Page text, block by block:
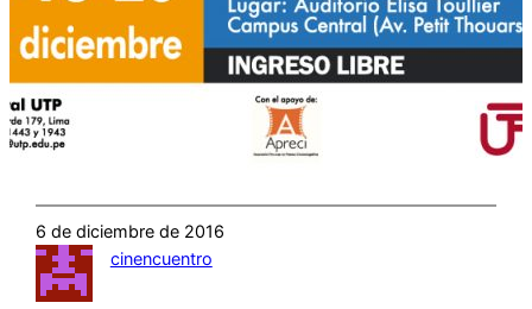
6 de diciembre de 2016
cinencuentro